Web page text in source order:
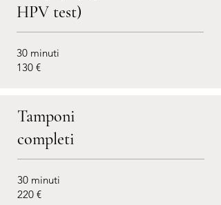
HPV test)
30 minuti
130 €
Tamponi
completi
30 minuti
220 €